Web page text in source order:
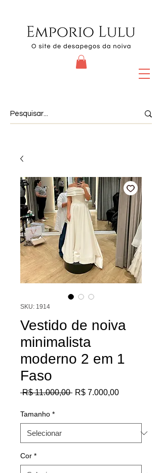
SKU: 1914
Vestido de noiva
minimalista
moderno 2 em 1
Faso
R$ 11.000,00 Preço
R$ 7.000,00Preço
Tamanho *
Cor *